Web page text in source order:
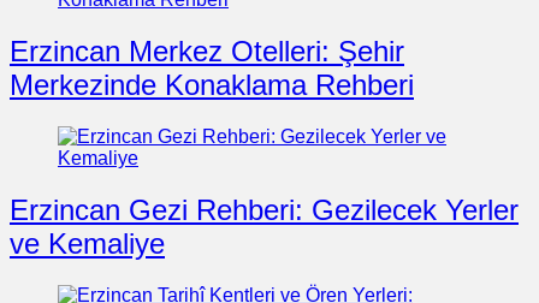
Erzincan Merkez Otelleri: Şehir
Merkezinde Konaklama Rehberi
Erzincan Gezi Rehberi: Gezilecek Yerler
ve Kemaliye